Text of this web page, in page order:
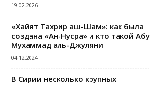
19.02.2026
«Хайят Тахрир аш-Шам»: как была
создана «Ан-Нусра» и кто такой Абу
Мухаммад аль-Джуляни
04.12.2024
В Сирии несколько крупных